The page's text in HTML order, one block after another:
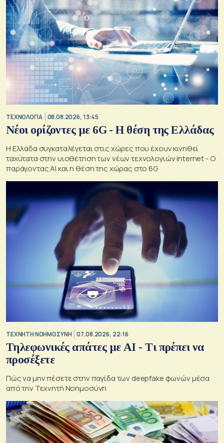
ΤΕΧΝΟΛΟΓΙΑ 08.08.2026, 13:45
Νέοι ορίζοντες με 6G - Η θέση της Ελλάδας
Η Ελλάδα συγκαταλέγεται στις χώρες που έχουν κινηθεί
ταχύτατα στην υιοθέτηση των νέων τεχνολογιών internet - Ο
παράγοντας AI και η θέση της χώρας στο 6G
TΕΧΝΗΤΗ ΝΟΗΜΟΣΥΝΗ 07.08.2026, 22:16
Τηλεφωνικές απάτες με ΑΙ - Τι πρέπει να
προσέξετε
Πώς να μην πέσετε στην παγίδα των deepfake φωνών μέσα
από την Τεχνητή Νοημοσύνη